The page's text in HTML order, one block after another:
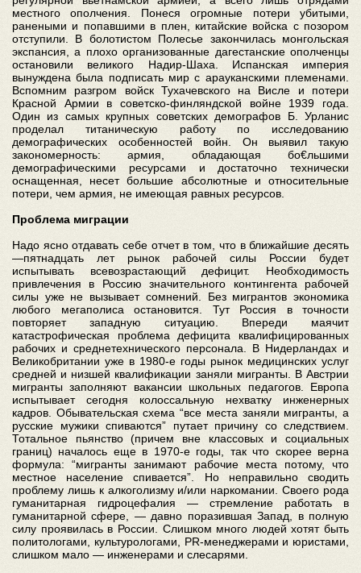
местного ополчения. Понеся огромные потери убитыми,
ранеными и попавшими в плен, китайские войска с позором
отступили. В болотистом Полесье закончилась монгольская
экспансия, а плохо организованные дагестанские ополченцы
остановили великого Надир-Шаха. Испанская империя
вынуждена была подписать мир с арауканскими племенами.
Вспомним разгром войск Тухачевского на Висле и потери
Красной Армии в советско-финляндской войне 1939 года.
Один из самых крупных советских демографов Б. Урланис
проделал титаническую работу по исследованию
демографических особенностей войн. Он выявил такую
закономерность: армия, обладающая бо€льшими
демографическими ресурсами и достаточно технически
оснащенная, несет большие абсолютные и относительные
потери, чем армия, не имеющая равных ресурсов.
Проблема миграции
Надо ясно отдавать себе отчет в том, что в ближайшие десять
—пятнадцать лет рынок рабочей силы России будет
испытывать всевозрастающий дефицит. Необходимость
привлечения в Россию значительного контингента рабочей
силы уже не вызывает сомнений. Без мигрантов экономика
любого мегаполиса остановится. Тут Россия в точности
повторяет западную ситуацию. Впереди маячит
катастрофическая проблема дефицита квалифицированных
рабочих и среднетехнического персонала. В Нидерландах и
Великобритании уже в 1980-е годы рынок медицинских услуг
средней и низшей квалификации заняли мигранты. В Австрии
мигранты заполняют вакансии школьных педагогов. Европа
испытывает сегодня колоссальную нехватку инженерных
кадров. Обывательская схема “все места заняли мигранты, а
русские мужики спиваются” путает причину со следствием.
Тотальное пьянство (причем вне классовых и социальных
границ) началось еще в 1970-е годы, так что скорее верна
формула: “мигранты занимают рабочие места потому, что
местное население спивается”. Но неправильно сводить
проблему лишь к алкоголизму и/или наркомании. Своего рода
гуманитарная гидроцефалия — стремление работать в
гуманитарной сфере, — давно поразившая Запад, в полную
силу проявилась в России. Слишком много людей хотят быть
политологами, культурологами, PR-менеджерами и юристами,
слишком мало — инженерами и слесарями.